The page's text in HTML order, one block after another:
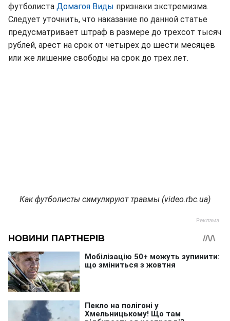
футболиста Домагоя Виды признаки экстремизма.
Следует уточнить, что наказание по данной статье
предусматривает штраф в размере до трехсот тысяч
рублей, арест на срок от четырех до шести месяцев
или же лишение свободы на срок до трех лет.
Как футболисты симулируют травмы (video.rbc.ua)